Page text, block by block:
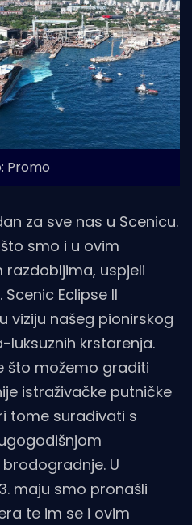
Promo
za sve nas u Scenicu.
smo i u ovim
uspjeli
Eclipse II
viziju našeg pionirskog
krstarenja.
što možemo graditi
istraživačke putničke
tome surađivati s
U
maju smo pronašli
te im se i ovim